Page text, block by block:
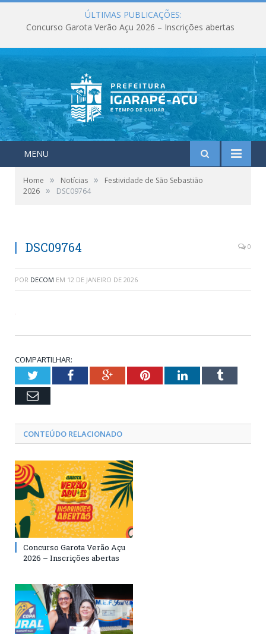
ÚLTIMAS PUBLICAÇÕES:
Concurso Garota Verão Açu 2026 – Inscrições abertas
MENU
Home » Notícias »
Festividade de São Sebastião
2026 » DSC09764
DSC09764 0
POR DECOM EM 12 DE JANEIRO DE 2026
COMPARTILHAR:
TwitterFacebookGoogle+PinterestLinkedInTumblr
Email
CONTEÚDO RELACIONADO
Concurso Garota Verão Açu
2026 – Inscrições abertas